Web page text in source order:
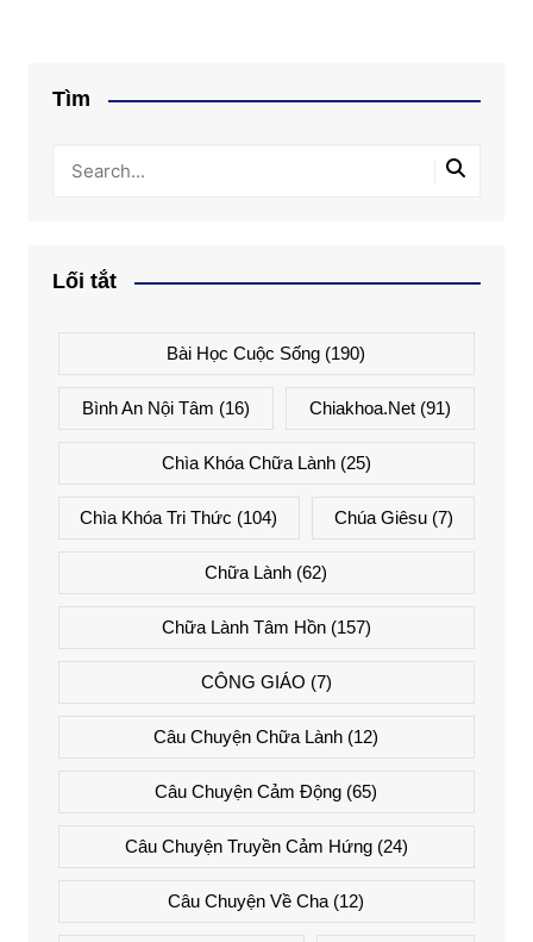
Tìm
Lối tắt
Bài Học Cuộc Sống (190)
Bình An Nội Tâm (16) Chiakhoa.net (91)
Chìa Khóa Chữa Lành(25)
Chìa Khóa Tri Thức (104) Chúa Giêsu(7)
Chữa Lành (62)
Chữa Lành Tâm Hồn(157)
CÔNG GIÁO (7)
Câu Chuyện Chữa Lành (12)
Câu Chuyện Cảm Động (65)
Câu Chuyện Truyền Cảm Hứng(24)
Câu Chuyện Về Cha (12)